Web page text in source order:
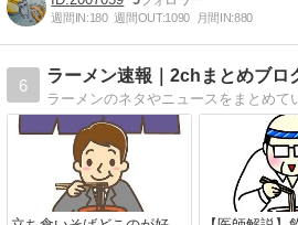
週間IN:180 週間OUT:1090 月間IN:880
6
ラーメン速報｜2chまとめブロ
ラーメンのネタやニュースをまとめて